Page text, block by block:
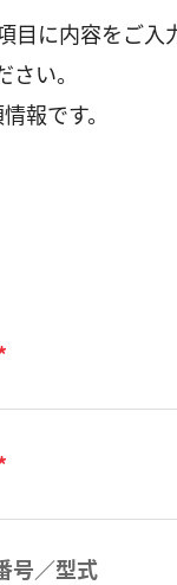
目に内容をご
さい。
報です。
号／型式